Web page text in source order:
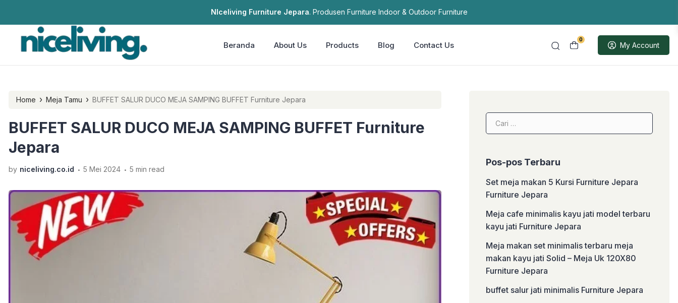
NIceliving Furniture Jepara. Produsen Furniture Indoor & Outdoor Furniture
0
My Account
Beranda About Us Products Blog Contact Us
Home › Meja Tamu › BUFFET SALUR DUCO MEJA SAMPING BUFFET Furniture Jepara
BUFFET SALUR DUCO MEJA SAMPING BUFFET Furniture
Jepara
by niceliving.co.id . 5 Mei 2024 . 5 min read
Cari
untuk:
Pos-pos Terbaru
Set meja makan 5 Kursi Furniture Jepara
Furniture Jepara
Meja cafe minimalis kayu jati model terbaru
kayu jati Furniture Jepara
Meja makan set minimalis terbaru meja
makan kayu jati Solid – Meja Uk 120X80
Furniture Jepara
buffet salur jati minimalis Furniture Jepara